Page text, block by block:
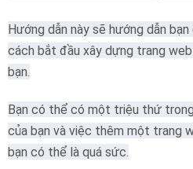
Hướng dẫn này sẽ hướng dẫn
cách bắt đầu xây dựng trang
bạn.
Bạn có thể có một triệu thứ
của bạn và việc thêm một trang
bạn có thể là quá sức.